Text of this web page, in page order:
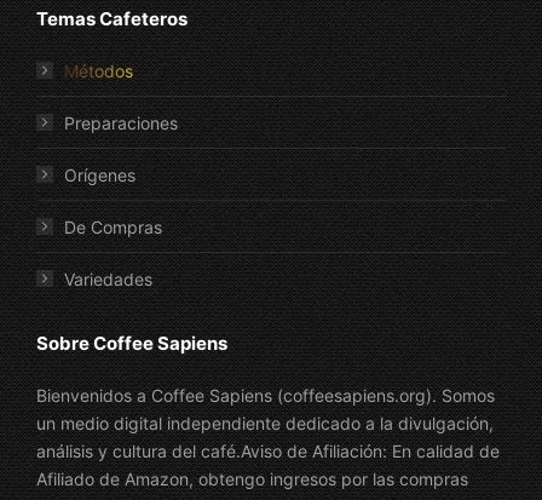
Temas Cafeteros
Métodos
Preparaciones
Orígenes
De Compras
Variedades
Sobre Coffee Sapiens
Bienvenidos a Coffee Sapiens (coffeesapiens.org). Somos
un medio digital independiente dedicado a la divulgación,
análisis y cultura del café.Aviso de Afiliación: En calidad de
Afiliado de Amazon, obtengo ingresos por las compras